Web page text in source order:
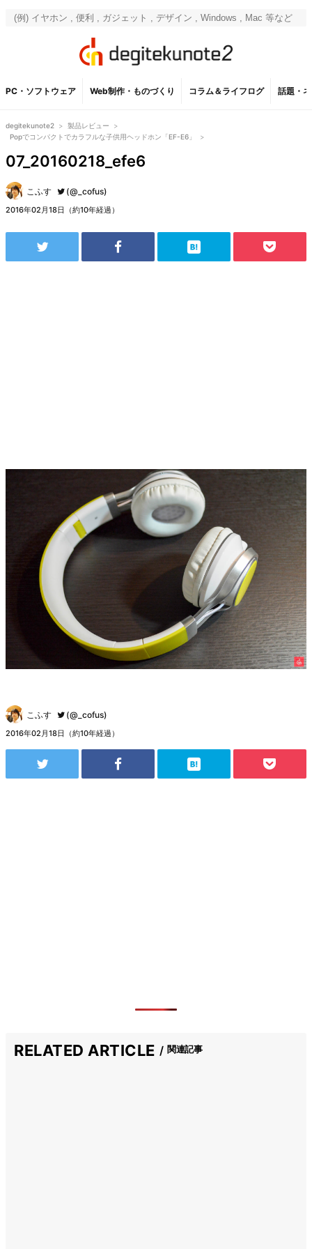
PC・ソフトウェア Web制作・ものづくり コラム＆ライフログ 話題・
degitekunote2 > 製品レビュー
>
Popでコンパクトでカラフルな子供用ヘッドホン「EF-E6」
>
07_20160218_efe6
こふす (@_cofus)
2016年02月18日（約10年経過）
こふす (@_cofus)
2016年02月18日（約10年経過）
RELATED ARTICLE 関連記事